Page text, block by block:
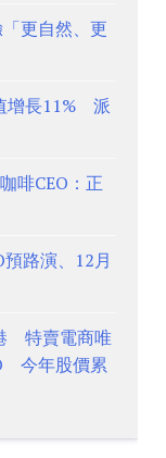
更自然、更
增長11% 派
啡CEO：正
路演、12月
特賣電商唯
今年股價累